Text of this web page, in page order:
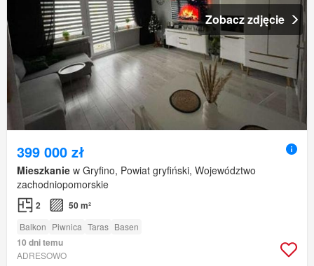
Zobacz zdjęcie
399 000 zł
Mieszkanie w Gryfino, Powiat gryfiński, Województwo
zachodniopomorskie
2 50 m²
Balkon Piwnica Taras Basen
10 dni temu
ADRESOWO